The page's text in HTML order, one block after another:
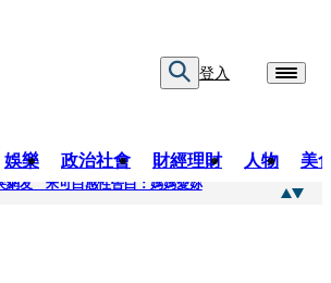
登入
娛樂 政治社會 財經理財 人物 美
網友 米可白感性告白：媽媽愛妳